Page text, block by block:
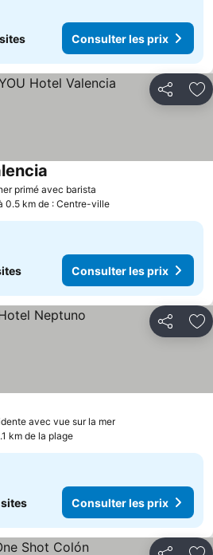
Consulter les prix
Partager
primé avec barista
0.5 km de : Centre-ville
Consulter les prix
Partager
avec vue sur la mer
km de la plage
sites Consulter les prix